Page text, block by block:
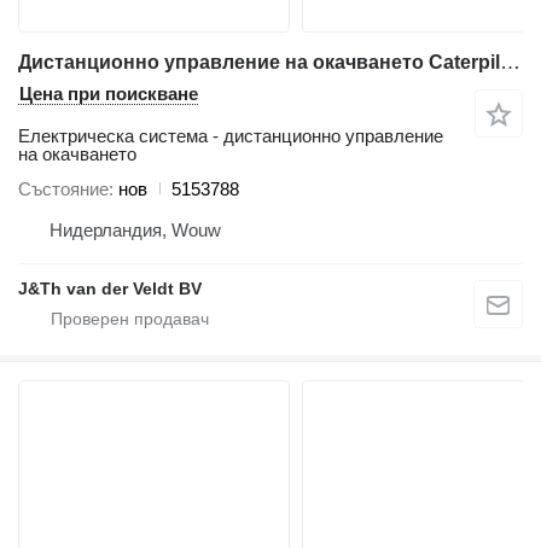
Дистанционно управление на окачването Caterpillar 3350510 - 5153788 за багер Caterpillar 320E 312E 323E 314E 324E 316E 336E 318E 349E 330F 340F 312F 352F 313F 323F 315F 325F 335F 326F 349F
Цена при поискване
Електрическа система - дистанционно управление
на окачването
Състояние нов
5153788
Нидерландия, Wouw
J&Th van der Veldt BV